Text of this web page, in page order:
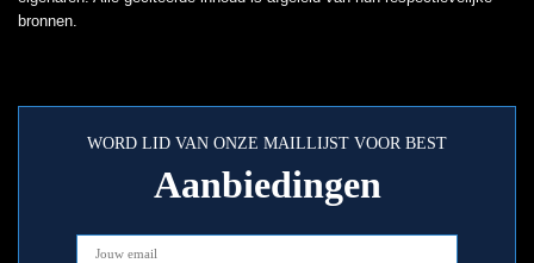
bronnen.
WORD LID VAN ONZE MAILLIJST VOOR BEST
Aanbiedingen